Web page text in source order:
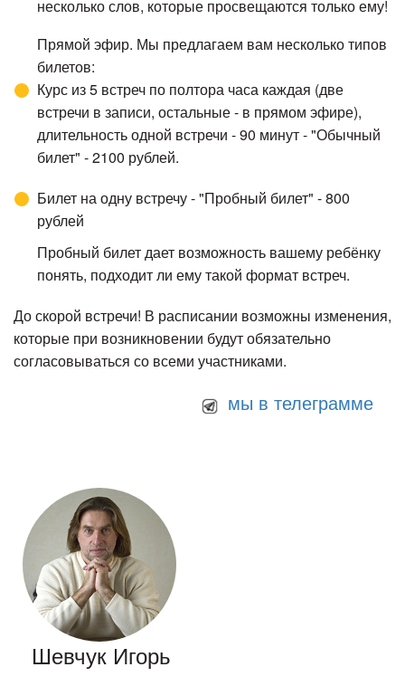
несколько слов, которые просвещаются только ему!
Прямой эфир. Мы предлагаем вам несколько типов
билетов:
Курс из 5 встреч по полтора часа каждая (две
встречи в записи, остальные - в прямом эфире),
длительность одной встречи - 90 минут - "Обычный
билет" - 2100 рублей.
Билет на одну встречу - "Пробный билет" - 800
рублей
Пробный билет дает возможность вашему ребёнку
понять, подходит ли ему такой формат встреч.
До скорой встречи! В расписании возможны изменения,
которые при возникновении будут обязательно
согласовываться со всеми участниками.
мы в телеграмме
Шевчук Игорь